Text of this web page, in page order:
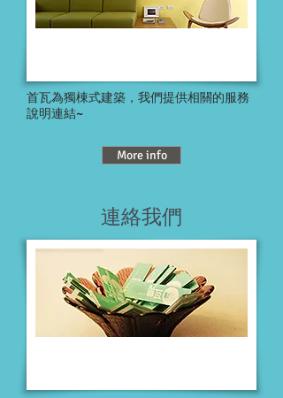
首瓦為獨棟式建築，我們提供相關的服務
說明連結~
More info
連絡我們